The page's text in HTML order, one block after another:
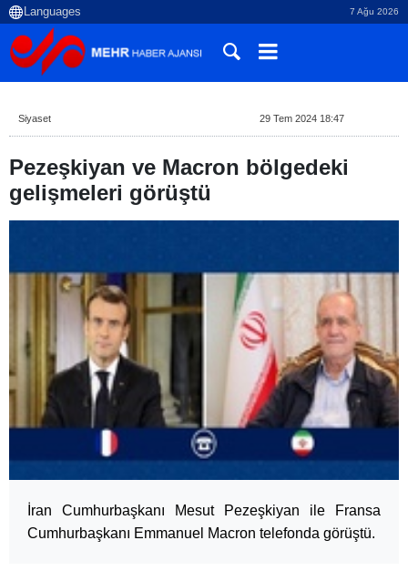
7 Ağu 2026
Siyaset 29 Tem 2024 18:47
Pezeşkiyan ve Macron bölgedeki
gelişmeleri görüştü
İran Cumhurbaşkanı Mesut Pezeşkiyan ile Fransa
Cumhurbaşkanı Emmanuel Macron telefonda görüştü.